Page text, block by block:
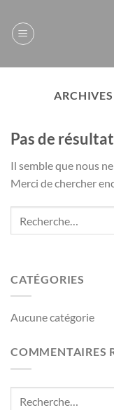
contenu
Pas de résultat
Il semble que nous
Merci de chercher
CATÉGORIES
Aucune catégorie
COMMENTAIRES